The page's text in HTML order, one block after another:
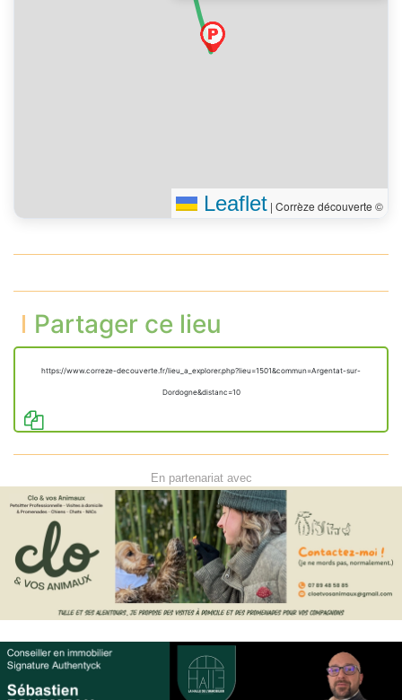
Leaflet | Corrèze découverte ©
Partager ce lieu
https://www.correze-decouverte.fr/lieu_a_explorer.php?lieu=1501&commun=Argentat-sur-
Dordogne&distanc=10
En partenariat avec